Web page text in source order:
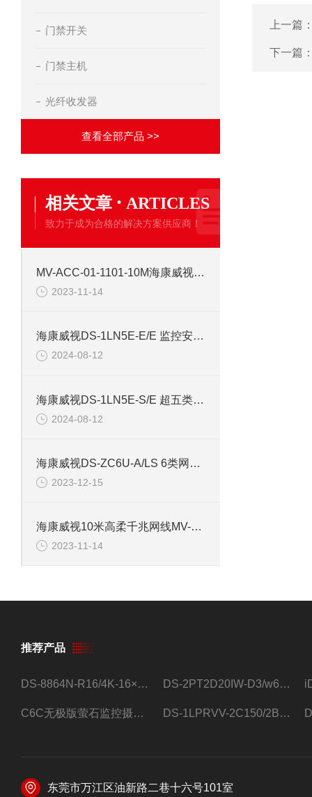
门禁开关
门禁主机
光纤收发器
查看全部产品 >>
相关文章 · ARTICLES
致力于成为合格的解决方案供应商！
MV-ACC-01-1101-10M海康威视10米普柔网线
2023-11-14
海康威视DS-1LN5E-E/E 监控安防专用超五类网线
2024-08-12
海康威视DS-1LN5E-S/E 超五类监控安防网线
2024-08-12
海康威视DS-ZC6U-A/LS 6类网线Cat6非屏蔽双绞线
2023-12-15
海康威视10米高柔千兆网线MV-ACC-01-1102-10m
2023-11-14
上一篇
下一篇
推荐产品
DS-8864N-R16/4K-16×4T/希捷16盘位录像机 DS-2PT2D20IW-D3/w64路高清硬盘录像机
C6C无极版萤石监控摄像头 DS-1LPRVV-2C150/2B监控室外夜视高清电源线护套线200米/卷
东莞市万江区油新路二巷十六号101室